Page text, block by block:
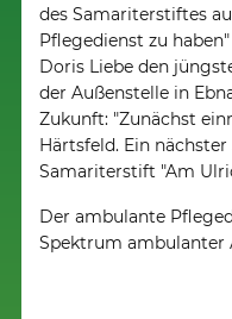
des Samariterstiftes
Pflegedienst zu
Doris Liebe den
der Außenstelle in
Zukunft: "Zunächst
Härtsfeld. Ein
Samariterstift "Am
Der ambulante
Spektrum ambulanter